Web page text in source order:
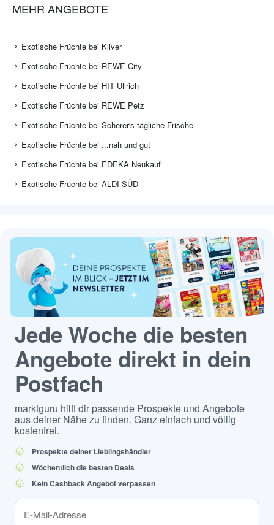
MEHR ANGEBOTE
Exotische Früchte bei Kliver
Exotische Früchte bei REWE City
Exotische Früchte bei HIT Ullrich
Exotische Früchte bei REWE Petz
Exotische Früchte bei Scherer's tägliche Frische
Exotische Früchte bei ...nah und gut
Exotische Früchte bei EDEKA Neukauf
Exotische Früchte bei ALDI SÜD
Jede Woche die besten
Angebote direkt in dein
Postfach
marktguru hilft dir passende Prospekte und Angebote
aus deiner Nähe zu finden. Ganz einfach und völlig
kostenfrei.
Prospekte deiner Lieblingshändler
Wöchentlich die besten Deals
Kein Cashback Angebot verpassen